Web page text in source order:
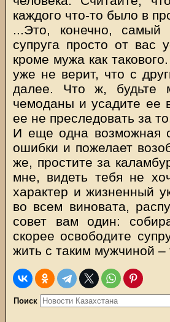
каждого что-то было в
...Это, конечно,
супруга просто от вас
кроме мужа как
уже не верит, что с
далее. Что ж, будьте
чемоданы и усадите ее
ее не преследовать за
И еще одна возможная
ошибки и пожелает
же, простите за
мне, видеть тебя не
характер и жизненный
во всем виновата,
совет вам один:
скорее освободите
жить с таким мужчиной
Поиск